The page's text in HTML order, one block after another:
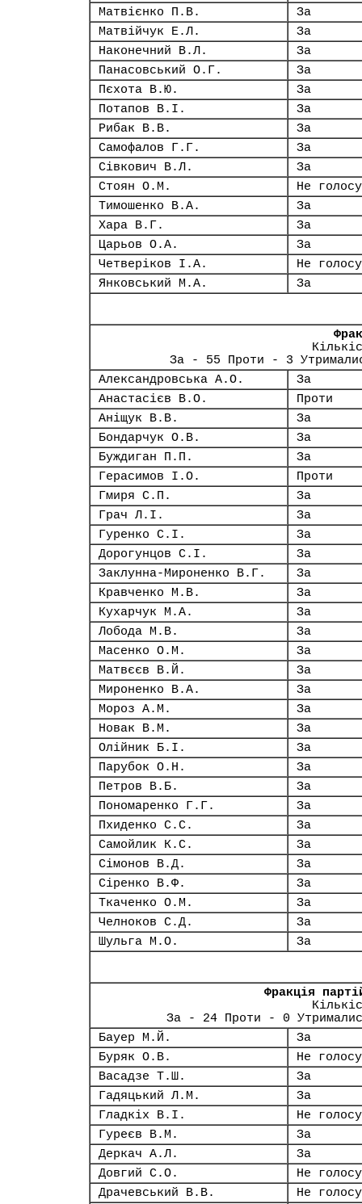
Матвієнко П.В.
За
Матвійчук Е.Л.
За
Наконечний В.Л.
За
Панасовський О.Г.
За
Пєхота В.Ю.
За
Потапов В.І.
За
Рибак В.В.
За
Самофалов Г.Г.
За
Сівкович В.Л.
За
Стоян О.М.
Не
Тимошенко В.А.
За
Хара В.Г.
За
Царьов О.А.
За
Четверіков І.А.
Не
Янковський М.А.
За
За - 55 Проти - 3
Александровська А.О.
За
Анастасієв В.О.
Проти
Аніщук В.В.
За
Бондарчук О.В.
За
Буждиган П.П.
За
Герасимов І.О.
Проти
Гмиря С.П.
За
Грач Л.І.
За
Гуренко С.І.
За
Дорогунцов С.І.
За
Заклунна-Мироненко В.Г.
За
Кравченко М.В.
За
Кухарчук М.А.
За
Лобода М.В.
За
Масенко О.М.
За
Матвєєв В.Й.
За
Мироненко В.А.
За
Мороз А.М.
За
Новак В.М.
За
Олійник Б.І.
За
Парубок О.Н.
За
Петров В.Б.
За
Пономаренко Г.Г.
За
Пхиденко С.С.
За
Самойлик К.С.
За
Сімонов В.Д.
За
Сіренко В.Ф.
За
Ткаченко О.М.
За
Челноков С.Д.
За
Шульга М.О.
За
Фракція
За - 24 Проти - 0
Бауер М.Й.
За
Буряк О.В.
Не
Васадзе Т.Ш.
За
Гадяцький Л.М.
За
Гладкіх В.І.
Не
Гуреєв В.М.
За
Деркач А.Л.
За
Довгий С.О.
Не
Драчевський В.В.
Не